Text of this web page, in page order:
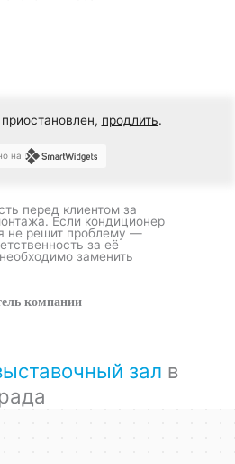
продлить.
на
перед клиентом за
Если кондиционер
не решит проблему —
за её
заменить
компании
зал в